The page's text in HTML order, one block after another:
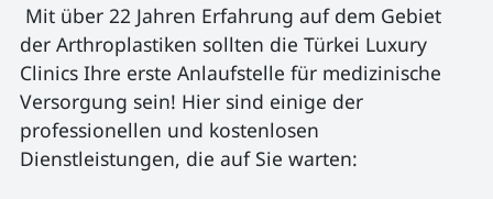
der Arthroplastiken sollten die Türkei Luxury
Clinics Ihre erste Anlaufstelle für medizinische
Versorgung sein! Hier sind einige der
professionellen und kostenlosen
Dienstleistungen, die auf Sie warten: